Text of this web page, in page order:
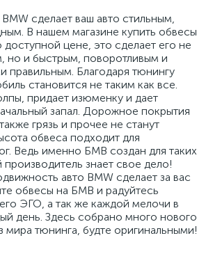
сделает ваш авто стильным,
В нашем магазине купить обвесы
цене, это сделает его не
но и быстрым, поворотливым и
правильным. Благодаря тюнингу
становится не таким как все.
придает изюменку и дает
запал. Дорожное покрытия
грязь и прочее не станут
обвеса подходит для
Ведь именно БМВ создан для таких
знает свое дело!
авто BMW сделает за вас
обвесы на БМВ и радуйтесь
ЭГО, а так же каждой мелочи в
день. Здесь собрано много нового
мира тюнинга, будте оригинальными!